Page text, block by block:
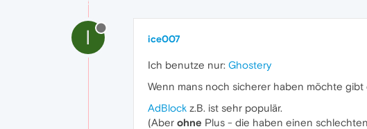
I ice007
Ich benutze nur: Ghostery
Wenn mans noch sicherer haben möchte gibt
AdBlock z.B. ist sehr populär.
(Aber ohne Plus - die haben einen